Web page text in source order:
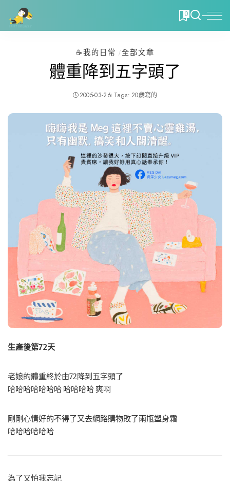
0
☕️我的日常 全部文章
體重降到五字頭了
2005-03-26 Tags: 20歲寫的
生產後第72天
老娘的體重終於由72降到五字頭了
哈哈哈哈哈哈哈 哈哈哈哈 爽啊
剛剛心情好的不得了又去網路購物敗了兩瓶塑身霜
哈哈哈哈哈哈
為了又怕我忘記